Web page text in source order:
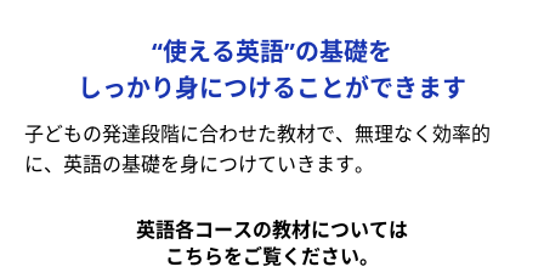
“使える英語”の基礎を
しっかり身につけることができます
子どもの発達段階に合わせた教材で、無理なく効率的
に、英語の基礎を身につけていきます。
英語各コースの教材については
こちらをご覧ください。